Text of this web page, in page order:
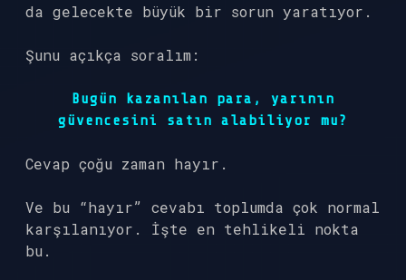
da gelecekte büyük bir sorun yaratıyor.
Şunu açıkça soralım:
Bugün kazanılan para, yarının
güvencesini satın alabiliyor mu?
Cevap çoğu zaman hayır.
Ve bu “hayır” cevabı toplumda çok normal
karşılanıyor. İşte en tehlikeli nokta
bu.